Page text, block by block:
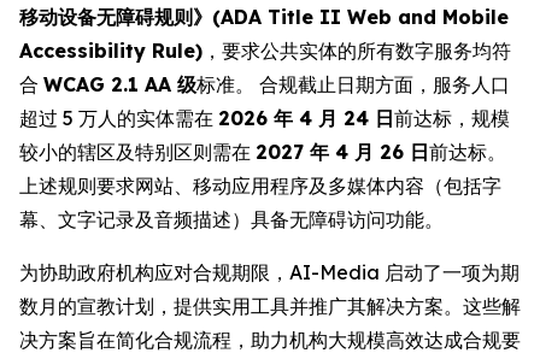
移动设备无障碍规则》(ADA Title II Web and Mobile
Accessibility Rule) ，要求公共实体的所有数字服务均符
合 WCAG 2.1 AA 级标准。 合规截止日期方面，服务人口
超过 5 万人的实体需在 2026 年 4 月 24 日前达标，规模
较小的辖区及特别区则需在 2027 年 4 月 26 日前达标。
上述规则要求网站、移动应用程序及多媒体内容（包括字
幕、文字记录及音频描述）具备无障碍访问功能。
为协助政府机构应对合规期限，AI-Media 启动了一项为期
数月的宣教计划，提供实用工具并推广其解决方案。这些解
决方案旨在简化合规流程，助力机构大规模高效达成合规要